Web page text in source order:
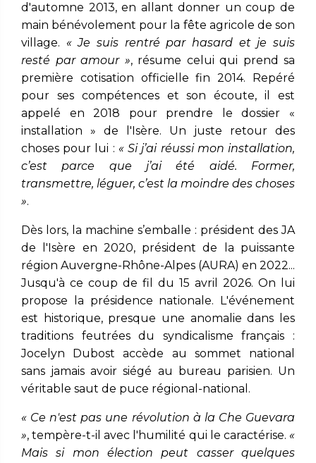
d'automne 2013, en allant donner un coup de
main bénévolement pour la fête agricole de son
village. « Je suis rentré par hasard et je suis
resté par amour », résume celui qui prend sa
première cotisation officielle fin 2014. Repéré
pour ses compétences et son écoute, il est
appelé en 2018 pour prendre le dossier «
installation » de l'Isère. Un juste retour des
choses pour lui : « Si j’ai réussi mon installation,
c’est parce que j’ai été aidé. Former,
transmettre, léguer, c’est la moindre des choses
».
Dès lors, la machine s’emballe : président des JA
de l'Isère en 2020, président de la puissante
région Auvergne-Rhône-Alpes (AURA) en 2022...
Jusqu'à ce coup de fil du 15 avril 2026. On lui
propose la présidence nationale. L'événement
est historique, presque une anomalie dans les
traditions feutrées du syndicalisme français :
Jocelyn Dubost accède au sommet national
sans jamais avoir siégé au bureau parisien. Un
véritable saut de puce régional-national.
« Ce n'est pas une révolution à la Che Guevara
», tempère-t-il avec l'humilité qui le caractérise. «
Mais si mon élection peut casser quelques